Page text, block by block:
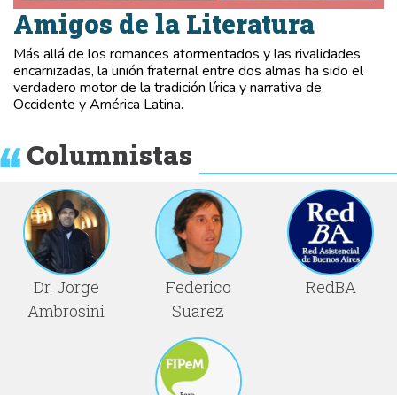
Amigos de la Literatura
Más allá de los romances atormentados y las rivalidades
encarnizadas, la unión fraternal entre dos almas ha sido el
verdadero motor de la tradición lírica y narrativa de
Occidente y América Latina.
Columnistas
Dr. Jorge
Ambrosini
Federico
Suarez
RedBA